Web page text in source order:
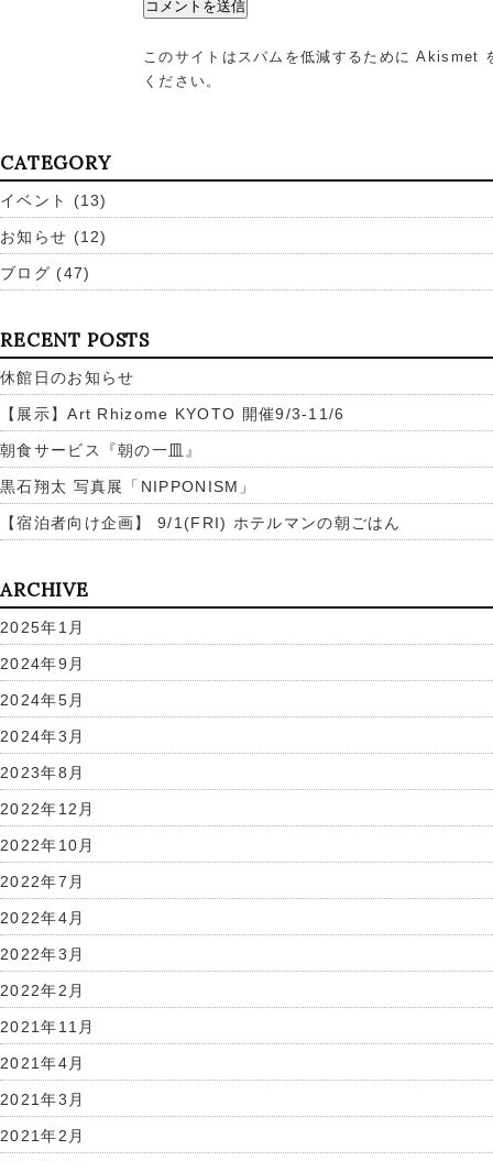
このサイトはスパムを低減するために Akismet
ください 。
CATEGORY
イベント (13)
お知らせ (12)
ブログ (47)
RECENT POSTS
休館日のお知らせ
【展示】Art Rhizome KYOTO 開催9/3-11/6
朝食サービス『朝の一皿』
黒石翔太 写真展「NIPPONISM」
【宿泊者向け企画】 9/1(FRI) ホテルマンの朝ごはん
ARCHIVE
2025年1月
2024年9月
2024年5月
2024年3月
2023年8月
2022年12月
2022年10月
2022年7月
2022年4月
2022年3月
2022年2月
2021年11月
2021年4月
2021年3月
2021年2月